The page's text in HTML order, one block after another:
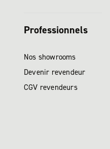
Professionnels
Nos showrooms
Devenir revendeur
CGV revendeurs